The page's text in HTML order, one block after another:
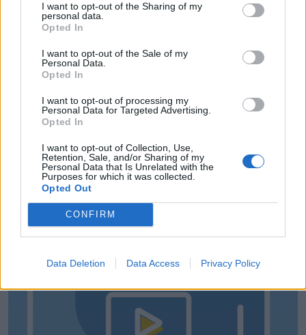
I want to opt-out of the Sharing of my
personal data.
Opted In
I want to opt-out of the Sale of my
Personal Data.
Opted In
I want to opt-out of processing my
Personal Data for Targeted Advertising.
Opted In
I want to opt-out of Collection, Use,
Retention, Sale, and/or Sharing of my
Personal Data that Is Unrelated with the
Purposes for which it was collected.
Opted Out
CONFIRM
Data Deletion Data Access Privacy Policy
15:50
bajnoki rajtot az FK Csíkszereda fiataljai
14:42
Visszavonul a Brassóban és Csíkszeredában is védő
kapus
Szembementek a trenddel: a Sepsi OSK és az FK
Csíkszereda kilóg a sorból a Szuperligában